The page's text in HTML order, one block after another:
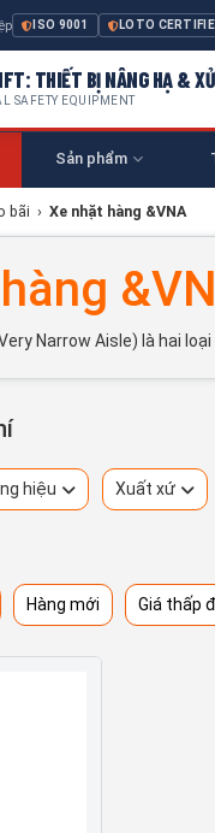
ISO 9001 LOTO
THIẾT BỊ NÂNG HẠ &
SAFETY EQUIPMENT
Sản phẩm
bãi › Xe nhặt hàng &VNA
Narrow Aisle) là hai
hiệu Xuất xứ
Hàng mới Giá thấp